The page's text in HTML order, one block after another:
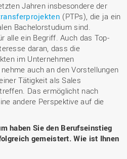
Jahren insbesondere der
(PTPs), die ja ein
Bachelorstudium sind.
alle ein Begriff. Auch das Top-
daran, dass die
im Unternehmen
auch an den Vorstellungen
Tätigkeit als Sales
Das ermöglicht nach
andere Perspektive auf die
haben Sie den Berufseinstieg
gemeistert. Wie ist Ihnen